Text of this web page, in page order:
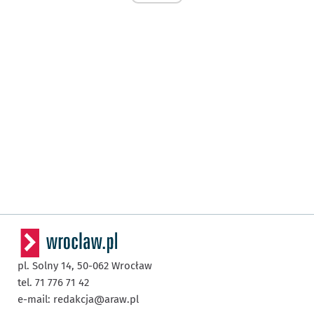
pl. Solny 14, 50-062 Wrocław
tel. 71 776 71 42
e-mail: redakcja@araw.pl